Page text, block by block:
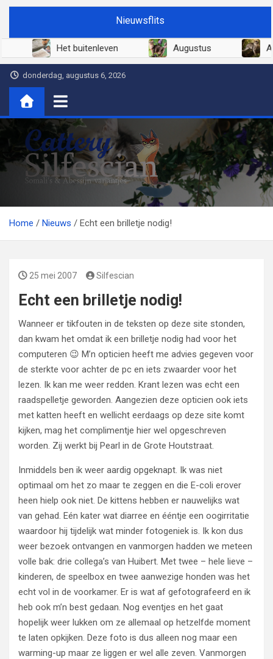
Ga
de
Nieuwsflits
Juni 2026 Het buitenleven Augustus
donderdag, augustus 6, 2026
Cattery Silfescian
Somali's en soms Abessijn-variantjes
Home
Nieuws Echt een brilletje nodig!
25 mei 2007 Silfescian
Echt een brilletje nodig!
Wanneer er tikfouten in de teksten op deze site stonden,
dan kwam het omdat ik een brilletje nodig had voor het
computeren 😉 M’n opticien heeft me advies gegeven voor
de sterkte voor achter de pc en iets zwaarder voor het
lezen. Ik kan me weer redden. Krant lezen was echt een
raadspelletje geworden. Aangezien deze opticien ook iets
met katten heeft en wellicht eerdaags op deze site komt
kijken, mag het complimentje hier wel opgeschreven
worden. Zij werkt bij Pearl in de Grote Houtstraat.
Inmiddels ben ik weer aardig opgeknapt. Ik was niet
optimaal om het zo maar te zeggen en die E-coli erover
heen hielp ook niet. De kittens hebben er nauwelijks wat
van gehad. Eén kater wat diarree en ééntje een oogirritatie
waardoor hij tijdelijk wat minder fotogeniek is. Ik kon dus
weer bezoek ontvangen en vanmorgen hadden we meteen
volle bak: drie collega’s van Huibert. Met twee – hele lieve –
kinderen, de speelbox en twee aanwezige honden was het
echt vol in de voorkamer. Er is wat af gefotografeerd en ik
heb ook m’n best gedaan. Nog eventjes en het gaat
hopelijk weer lukken om ze allemaal op hetzelfde moment
te laten opkijken. Deze foto is dus alleen nog maar een
warming-up maar ze liggen er wel alle zeven. Vanmorgen